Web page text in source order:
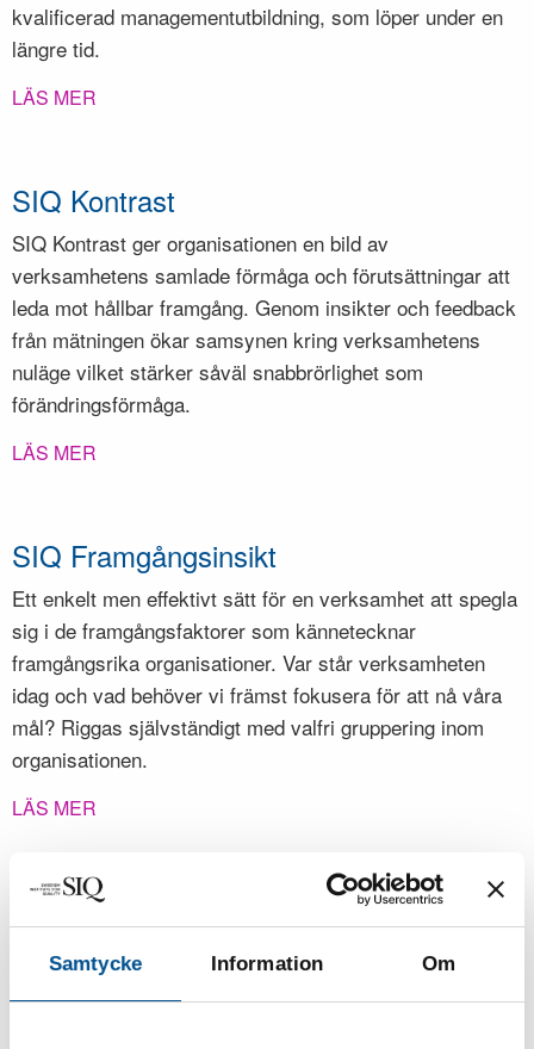
Samtycke Information Om
kvalificerad managementutbildning, som löper under en
längre tid.
LÄS MER
SIQ Kontrast
SIQ Kontrast ger organisationen en bild av
verksamhetens samlade förmåga och förutsättningar att
leda mot hållbar framgång. Genom insikter och feedback
från mätningen ökar samsynen kring verksamhetens
nuläge vilket stärker såväl snabbrörlighet som
förändringsförmåga.
LÄS MER
SIQ Framgångsinsikt
Ett enkelt men effektivt sätt för en verksamhet att spegla
sig i de framgångsfaktorer som kännetecknar
framgångsrika organisationer. Var står verksamheten
idag och vad behöver vi främst fokusera för att nå våra
mål? Riggas självständigt med valfri gruppering inom
organisationen.
LÄS MER
SIQ Kvalitetskulturindex
En stark kvalitetskultur innebär att ledare och
medarbetare har en god förmåga att agera och ta